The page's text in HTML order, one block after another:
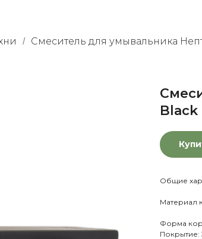
/ Смеситель для умывальника
Black
Общие
Материал
Форма